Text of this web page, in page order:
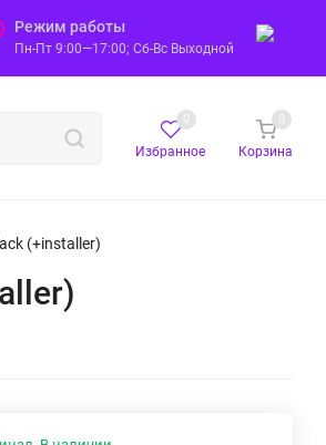
Режим работы
Пн-Пт 9:00—17:00; Сб-Вс Выходной
Избранное
0
Корзина
0
(+installer)